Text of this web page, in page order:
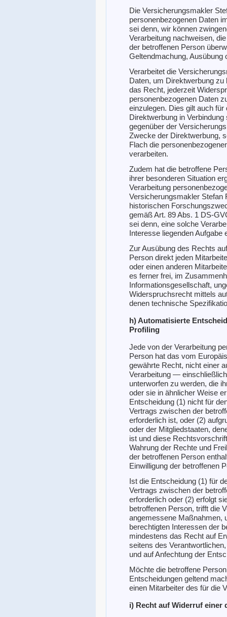
Die Versicherungsmakler
personenbezogenen Daten
sei denn, wir können
Verarbeitung nachweisen,
der betroffenen Person
Geltendmachung, Ausübung
Verarbeitet die
Daten, um Direktwerbung zu
das Recht, jederzeit
personenbezogenen Daten
einzulegen. Dies gilt auch
Direktwerbung in
gegenüber der
Zwecke der Direktwerbung,
Flach die
verarbeiten.
Zudem hat die betroffene
ihrer besonderen Situation
Verarbeitung
Versicherungsmakler Stefan
historischen
gemäß Art. 89 Abs. 1 DS-
sei denn, eine solche
Interesse liegenden Aufgabe
Zur Ausübung des Rechts
Person direkt jeden
oder einen anderen
es ferner frei, im
Informationsgesellschaft,
Widerspruchsrecht mittels
denen technische
h) Automatisierte
Profiling
Jede von der Verarbeitung
Person hat das vom
gewährte Recht, nicht einer
Verarbeitung —
unterworfen zu werden, die
oder sie in ähnlicher Weise
Entscheidung (1) nicht für
Vertrags zwischen der
erforderlich ist, oder (2)
oder der Mitgliedstaaten,
ist und diese
Wahrung der Rechte und
der betroffenen Person
Einwilligung der betroffenen
Ist die Entscheidung (1) für
Vertrags zwischen der
erforderlich oder (2) erfolgt
betroffenen Person, trifft die
angemessene Maßnahmen,
berechtigten Interessen der
mindestens das Recht auf
seitens des
und auf Anfechtung der
Möchte die betroffene
Entscheidungen geltend
einen Mitarbeiter des für die
i) Recht auf Widerruf